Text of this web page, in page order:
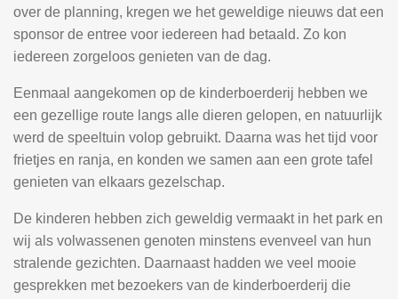
over de planning, kregen we het geweldige nieuws dat een
sponsor de entree voor iedereen had betaald. Zo kon
iedereen zorgeloos genieten van de dag.
Eenmaal aangekomen op de kinderboerderij hebben we
een gezellige route langs alle dieren gelopen, en natuurlijk
werd de speeltuin volop gebruikt. Daarna was het tijd voor
frietjes en ranja, en konden we samen aan een grote tafel
genieten van elkaars gezelschap.
De kinderen hebben zich geweldig vermaakt in het park en
wij als volwassenen genoten minstens evenveel van hun
stralende gezichten. Daarnaast hadden we veel mooie
gesprekken met bezoekers van de kinderboerderij die